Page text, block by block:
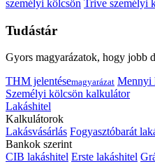
személyi kölcsön Trive személyi
Tudástár
Gyors magyarázatok, hogy jobb
THM jelentésemagyarázat Mennyi
Személyi kölcsön kalkulátor
Lakáshitel
Kalkulátorok
Lakásvásárlás Fogyasztóbarát
Bankok szerint
CIB lakáshitel Erste lakáshitel